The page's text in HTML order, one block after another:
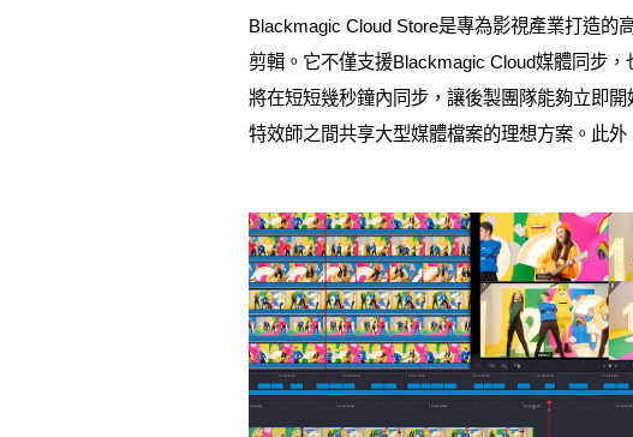
Blackmagic Cloud Store是專為影視產業打造的
剪輯。它不僅支援Blackmagic Cloud媒體同步
將在短短幾秒鐘內同步，讓後製團隊能夠立即
特效師之間共享大型媒體檔案的理想方案。此